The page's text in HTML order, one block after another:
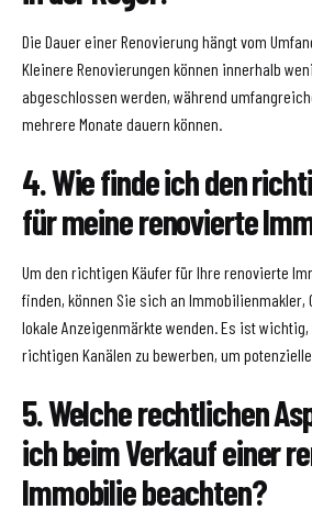
Die Dauer einer Renovierung hängt vom
Kleinere Renovierungen können innerhalb
abgeschlossen werden, während
mehrere Monate dauern können.
4. Wie finde ich den
für meine renovierte
Um den richtigen Käufer für Ihre renovierte
finden, können Sie sich an Immobilienmakler,
lokale Anzeigenmärkte wenden. Es ist
richtigen Kanälen zu bewerben, um
5. Welche rechtlichen
ich beim Verkauf einer
Immobilie beachten?